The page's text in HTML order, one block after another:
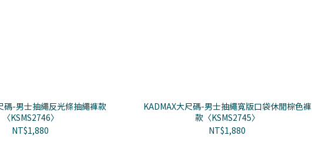
碼-男士抽繩反光條抽繩褲款
〈KSMS2746〉
NT$1,880
KADMAX大尺碼-男士抽繩寬版口袋休閒棕色褲
款〈KSMS2745〉
NT$1,880